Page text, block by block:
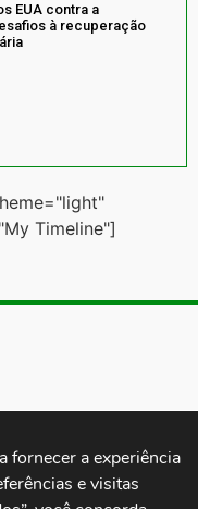
EUA contra a
à recuperação
Timeline"]
fornecer a experiência
e visitas